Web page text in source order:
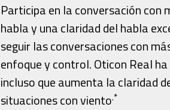
Participa en la conversación con
habla y una claridad del habla
seguir las conversaciones con
enfoque y control. Oticon Real
incluso que aumenta la claridad
situaciones con viento.*